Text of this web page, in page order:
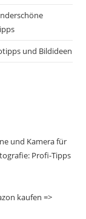
und Bildideen
und Kamera für
Profi-Tipps
kaufen =>